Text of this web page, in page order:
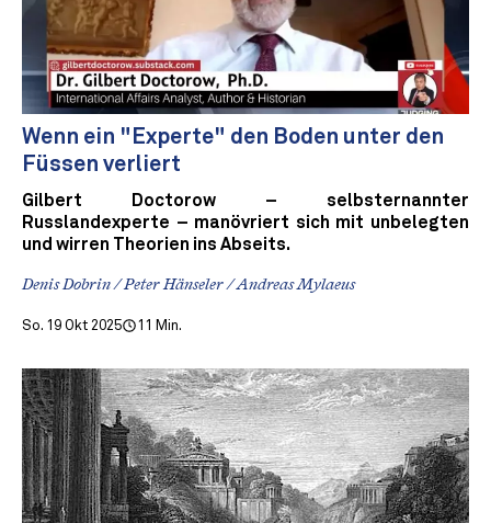
Wenn ein "Experte" den Boden unter den
Füssen verliert
Gilbert Doctorow – selbsternannter
Russlandexperte – manövriert sich mit unbelegten
und wirren Theorien ins Abseits.
Denis Dobrin / Peter Hänseler / Andreas Mylaeus
So. 19 Okt 2025 11 Min.